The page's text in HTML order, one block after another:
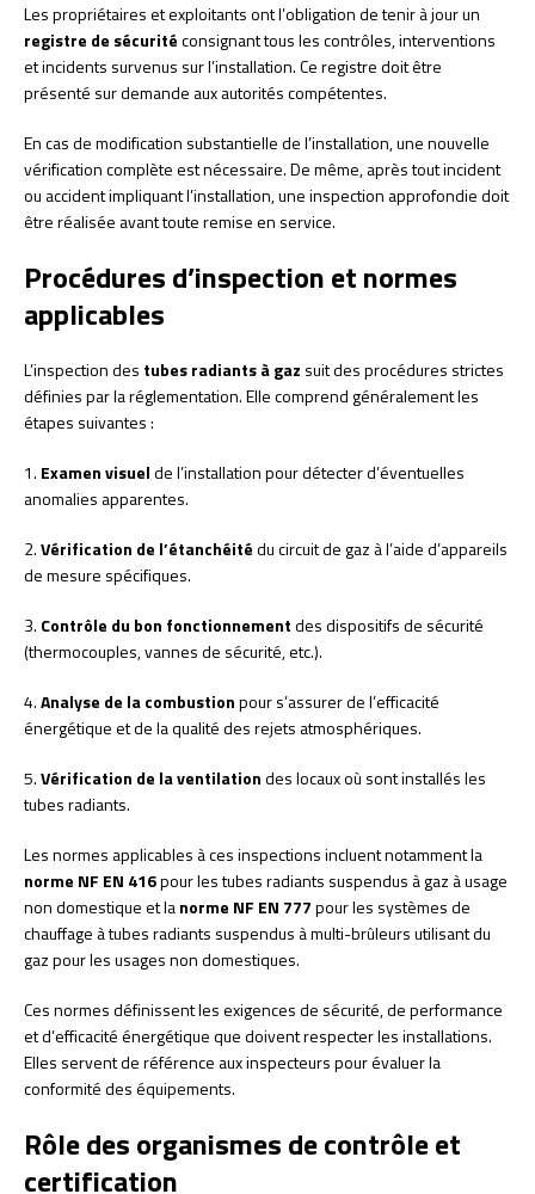
Les propriétaires et exploitants ont l’obligation de tenir à jour un
registre de sécuritéconsignant tous les contrôles, interventions
et incidents survenus sur l’installation. Ce registre doit être
présenté sur demande aux autorités compétentes.
En cas de modification substantielle de l’installation, une nouvelle
vérification complète est nécessaire. De même, après tout incident
ou accident impliquant l’installation, une inspection approfondie doit
être réalisée avant toute remise en service.
Procédures d’inspection et normes
applicables
L’inspection des tubes radiants à gaz suit des procédures strictes
définies par la réglementation. Elle comprend généralement les
étapes suivantes :
1. Examen visuelde l’installation pour détecter d’éventuelles
anomalies apparentes.
2.Vérification de l’étanchéitédu circuit de gaz à l’aide d’appareils
de mesure spécifiques.
3. Contrôle du bon fonctionnementdes dispositifs de sécurité
(thermocouples, vannes de sécurité, etc.).
4.Analyse de la combustionpour s’assurer de l’efficacité
énergétique et de la qualité des rejets atmosphériques.
5.Vérification de la ventilationdes locaux où sont installés les
tubes radiants.
Les normes applicables à ces inspections incluent notamment la
norme NF EN 416pour les tubes radiants suspendus à gaz à usage
non domestique et lanorme NF EN 777pour les systèmes de
chauffage à tubes radiants suspendus à multi-brûleurs utilisant du
gaz pour les usages non domestiques.
Ces normes définissent les exigences de sécurité, de performance
et d’efficacité énergétique que doivent respecter les installations.
Elles servent de référence aux inspecteurs pour évaluer la
conformité des équipements.
Rôle des organismes de contrôle et
certification